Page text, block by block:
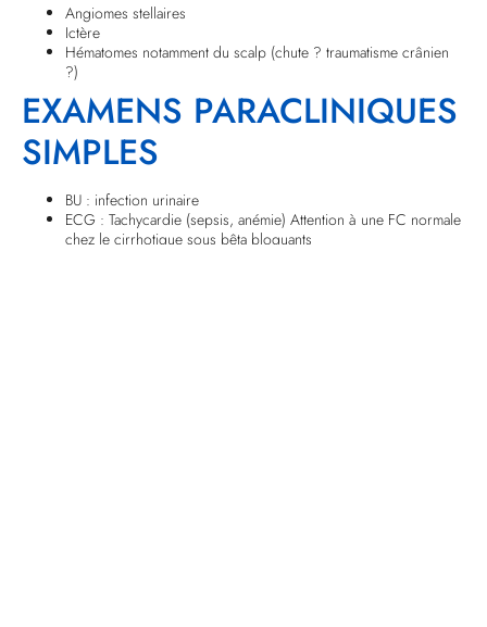
Angiomes stellaires
Ictère
Hématomes notamment du scalp (chute ? traumatisme crânien
?)
EXAMENS PARACLINIQUES
SIMPLES
BU : infection urinaire
ECG : Tachycardie (sepsis, anémie) Attention à une FC normale
chez le cirrhotique sous bêta bloquants